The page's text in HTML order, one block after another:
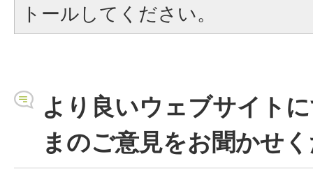
トールしてください。
より良いウェブサイト
まのご意見をお聞かせ